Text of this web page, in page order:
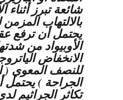
شائعة تبرز أثناء
بالالتهاب
يحتمل أن ترفع
الأوبيواد من
للنصف المعوي (
الجراحة ) يحتمل
تكاثر الجراثيم